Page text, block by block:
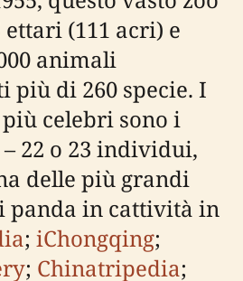
(111 acri) e
animali
più di 260 specie. I
celebri sono i
22 o 23 individui,
delle più grandi
panda in cattività in
; iChongqing;
; Chinatripedia;